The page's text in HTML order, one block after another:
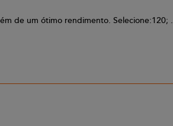
de um ótimo rendimento. Selecione:120; .